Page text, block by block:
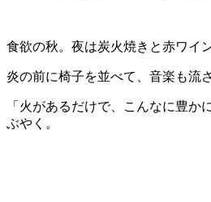
食欲の秋。夜は炭火焼きと赤ワイ
炎の前に椅子を並べて、音楽も流
「火があるだけで、こんなに豊か
ぶやく。